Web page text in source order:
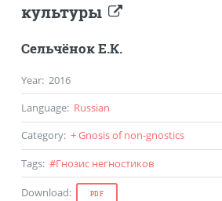
культуры
Сельчёнок Е.К.
Year: 2016
Language: Russian
Category: + Gnosis of non-gnostics
Tags: #Гнозис негностиков
Download: PDF